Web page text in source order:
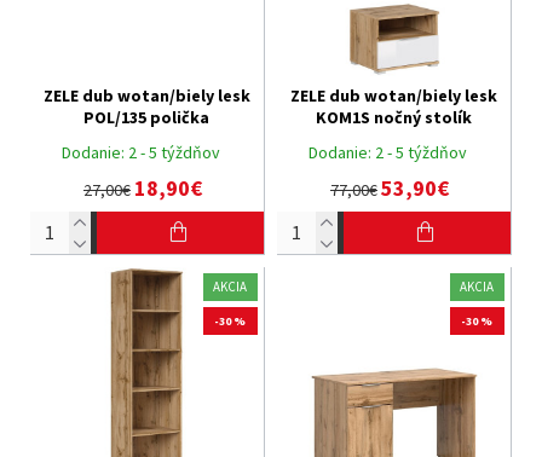
Dodanie: 2 - 5 týždňov
ZELE dub wotan/biely lesk
POL/135 polička
27,00€ 18,90€
Dodanie: 2 - 5 týždňov
ZELE dub wotan/biely lesk
KOM1S nočný stolík
77,00€53,90€
AKCIA
-30 %
AKCIA
-30 %